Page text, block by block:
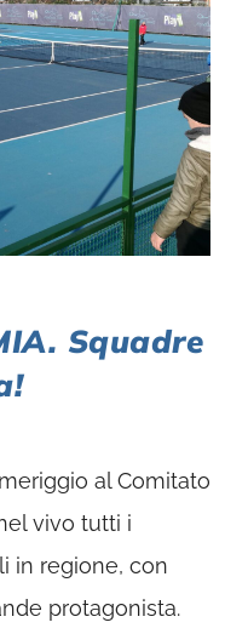
Squadre
al Comitato
vivo tutti i
in regione, con
protagonista.